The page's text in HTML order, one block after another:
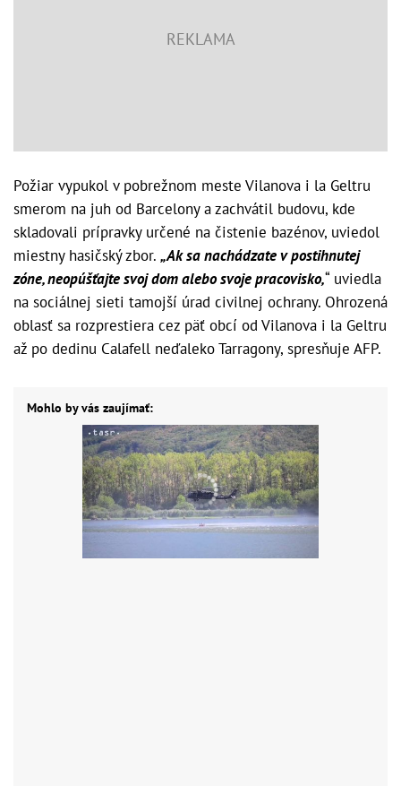
Požiar vypukol v pobrežnom meste Vilanova i la Geltru
smerom na juh od Barcelony a zachvátil budovu, kde
skladovali prípravky určené na čistenie bazénov, uviedol
miestny hasičský zbor. „Ak sa nachádzate v postihnutej
zóne, neopúšťajte svoj dom alebo svoje pracovisko,“ uviedla
na sociálnej sieti tamojší úrad civilnej ochrany. Ohrozená
oblasť sa rozprestiera cez päť obcí od Vilanova i la Geltru
až po dedinu Calafell neďaleko Tarragony, spresňuje AFP.
Mohlo by vás zaujímať: